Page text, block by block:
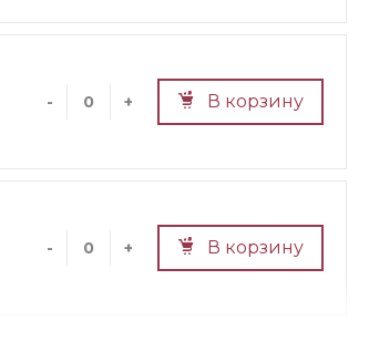
- + В корзину
- + В корзину